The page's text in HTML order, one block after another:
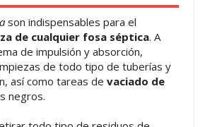
son indispensables para el
de cualquier fosa séptica. A
de impulsión y absorción,
de todo tipo de tuberías y
así como tareas de vaciado de
negros.